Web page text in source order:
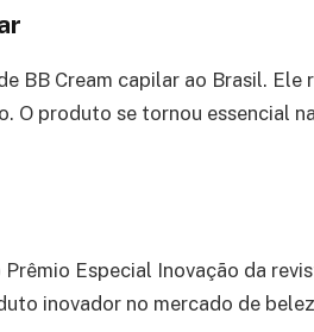
BB Cream capilar ao Brasil. Ele
O produto se tornou essencial
Prêmio Especial Inovação da
inovador no mercado de